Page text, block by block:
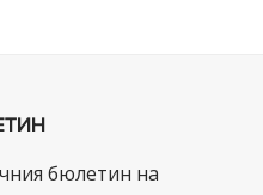
бюлетин на